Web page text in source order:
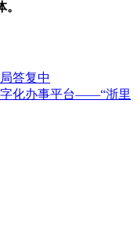
答复中
化办事平台——“浙里